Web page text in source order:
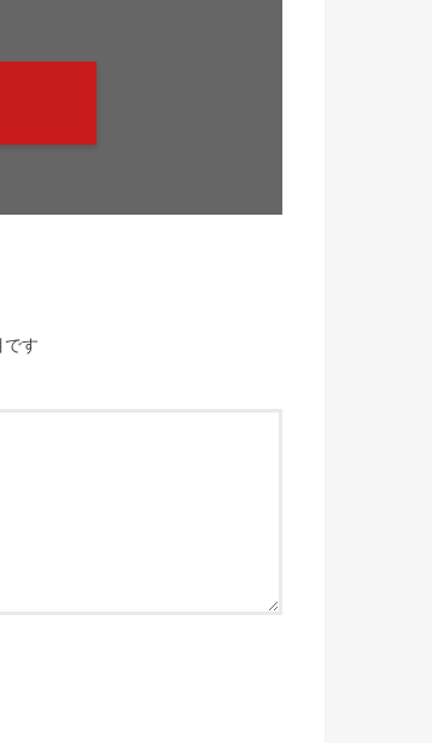
です